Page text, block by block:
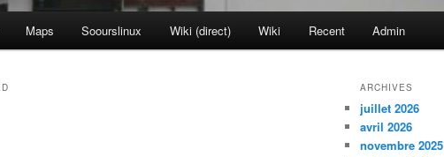
Maps Soourslinux Wiki (direct) Wiki Recent Admin
ARCHIVES
juillet 2026
avril 2026
novembre 2025